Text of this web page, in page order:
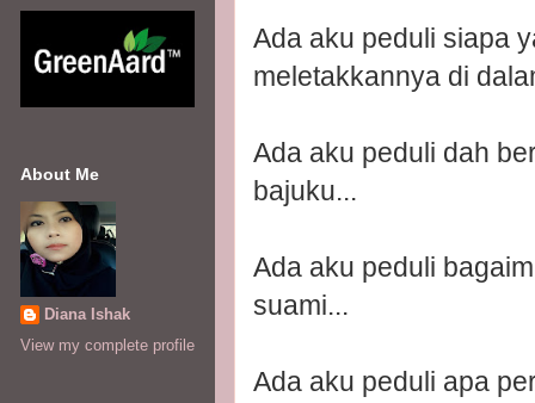
Ada aku peduli siapa
meletakkannya di
Ada aku peduli dah
bajuku...
Ada aku peduli
suami...
Ada aku peduli apa
About Me
Diana Ishak
View my complete profile